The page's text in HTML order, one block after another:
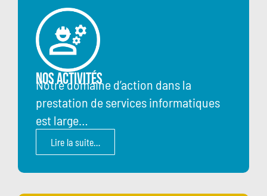
Nos Activités
Notre domaine d’action dans la
prestation de services informatiques
est large…
Lire la suite…